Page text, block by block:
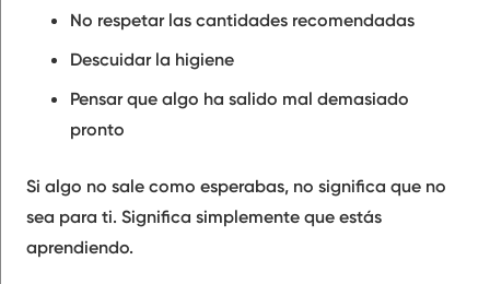
No respetar las cantidades recomendadas
Descuidar la higiene
Pensar que algo ha salido mal demasiado
pronto
Si algo no sale como esperabas, no significa que no
sea para ti. Significa simplemente que estás
aprendiendo.